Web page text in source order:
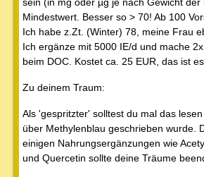
Mindestwert. Besser so > 70! Ab 100
Ich habe z.Zt. (Winter) 78, meine Frau
Ich ergänze mit 5000 IE/d und mache
beim DOC. Kostet ca. 25 EUR, das ist
Zu deinem Traum:
Als 'gespritzter' solltest du mal das
über Methylenblau geschrieben wurde.
einigen Nahrungsergänzungen wie
und Quercetin sollte deine Träume